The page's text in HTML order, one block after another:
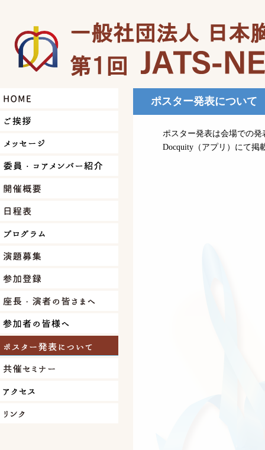
ポスター発表について
ポスター発表は会場での
Docquity（アプリ）にて掲